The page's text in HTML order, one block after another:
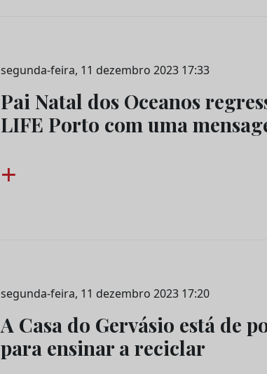
segunda-feira, 11 dezembro 2023 17:33
Pai Natal dos Oceanos
LIFE Porto com uma
+
segunda-feira, 11 dezembro 2023 17:20
A Casa do Gervásio está de
para ensinar a reciclar